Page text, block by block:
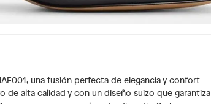
una fusión perfecta de elegancia y confort
de alta calidad y con un diseño suizo que garantiza